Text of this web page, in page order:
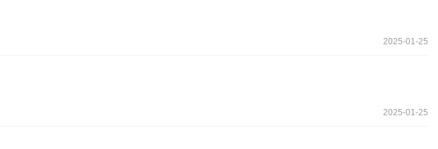
2025-01-25
2025-01-25